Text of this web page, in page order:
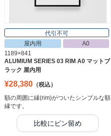
代引不可
屋内用
A0
1189×841
ALUMIUM SERIES 03 RIM A0 マットブ
ラック 屋内用
¥28,380 （税込）
額の周囲に縁(rim)がついたシンプルな額
縁です。
比較にピン留め